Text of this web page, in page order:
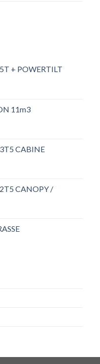
+ POWERTILT
11m3
CABINE
CANOPY /